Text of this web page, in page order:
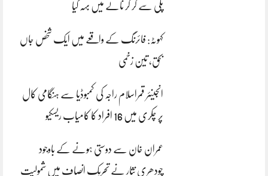
پلی سے گر کر نالے میں بہہ گیا
کہوٹہ: فائرنگ کے واقعے میں ایک شخص جاں
بحق، تین زخمی
انجینئر قمراسلام راجہ کی کمبوڈیا سے ہنگامی کال
پر چکری میں 16 افراد کا کامیاب ریسکیو
عمران خان سے دوستی ہونے کے باوجود
چودھری نثار نے تحریک انصاف میں شمولیت